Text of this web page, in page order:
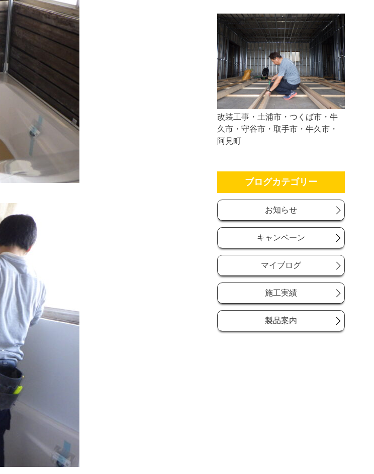
改装工事・土浦市・つくば市・牛
久市・守谷市・取手市・牛久市・
阿見町
ブログカテゴリー
お知らせ
キャンベーン
マイブログ
施工実績
製品案内